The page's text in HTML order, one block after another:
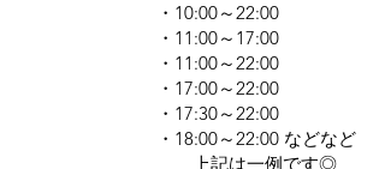
・10:00～22:00
・11:00～17:00
・11:00～22:00
・17:00～22:00
・17:30～22:00
・18:00～22:00 などなど
上記は一例です◎